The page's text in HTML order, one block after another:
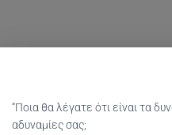
“Ποια θα λέγατε ότι είναι τα
αδυναμίες σας;